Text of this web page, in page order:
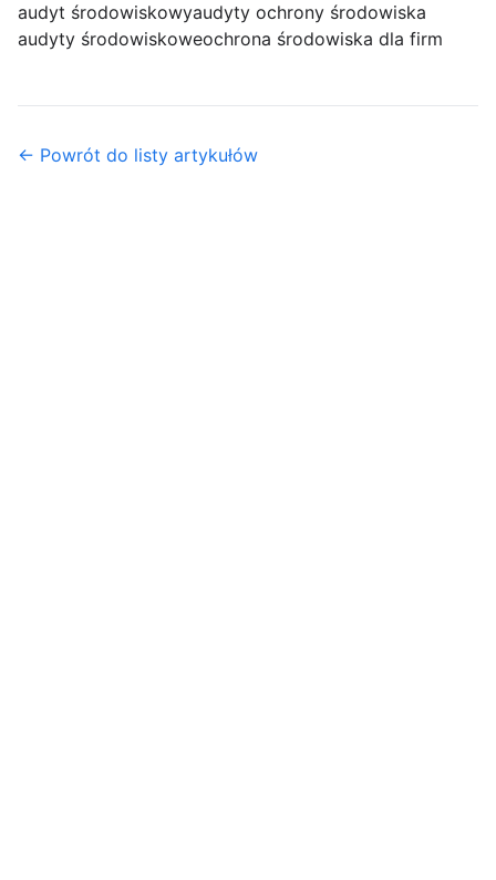
audyt środowiskowyaudyty ochrony środowiska
audyty środowiskoweochrona środowiska dla firm
← Powrót do listy artykułów